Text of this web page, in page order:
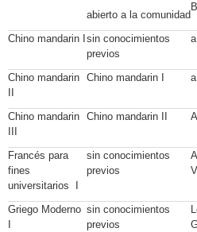
abierto a la comunidad
Chino mandarin I sin conocimientos
previos
Chino mandarin Chino mandarin I
Chino mandarin Chino mandarin II
Francés para
fines
universitarios I
sin conocimientos
previos
Griego Moderno sin conocimientos
previos